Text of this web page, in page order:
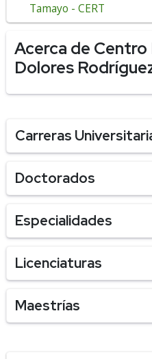
Tamayo - CERT
Acerca de
Dolores
Carreras
Doctorados
Especialidades
Licenciaturas
Maestrías